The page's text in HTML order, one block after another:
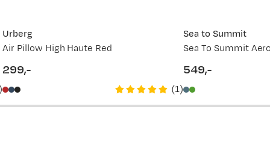
369,-
)
Urberg
Air Pillow High Haute Red
299,-
(1)
Sea to Summit
549,-